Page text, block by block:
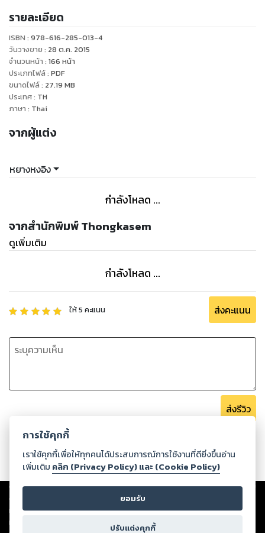
รายละเอียด
ISBN : 978-616-285-013-4
วันวางขาย : 28 ต.ค. 2015
จำนวนหน้า : 166 หน้า
ประเภทไฟล์: PDF
ขนาดไฟล์: 27.19 MB
ประเทศ: TH
ภาษา : Thai
จากผู้แต่ง
หยางหงอิง
กำลังโหลด ...
จากสำนักพิมพ์ Thongkasem
ดูเพิ่มเติม
กำลังโหลด ...
ให้5 คะแนน ส่งคะแนน
ส่งรีวิว
Copyright ©2026Storylog Co., Ltd. - สตอรี่ล็อกขอสงวนสิทธิ์ไม่รับผิดชอบ
ต่อผลงานหรือเนื้อหาใดที่อัปโหลดผ่านเว็บไซต์และปรากฏว่าละเมิดสิทธิใน
ทรัพย์สินทางปัญญาของบุคคลอื่นหรือขัดต่อกฎหมายและศีลธรรม ดังนั้น ผู้อ่าน
ทุกท่านโปรดใช้วิจารณญาณในการกลั่นกรองด้วยตนเอง และหากท่านพบว่าส่วน
การใช้คุกกี้
เราใช้คุกกี้เพื่อให้ทุกคนได้ประสบการณ์การใช้งานที่ดียิ่งขึ้นอ่าน
เพิ่มเติม คลิก (Privacy Policy) และ (Cookie Policy)
ยอมรับ
ปรับแต่งคุกกี้